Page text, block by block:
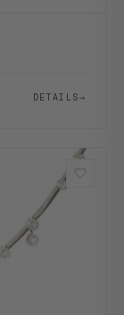
DETAILS→